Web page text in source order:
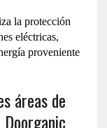
la protección
eléctricas,
proveniente
áreas de